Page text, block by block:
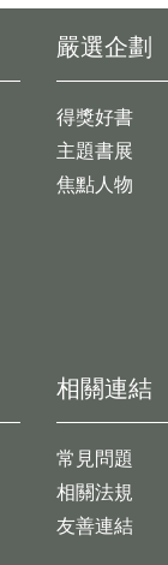
嚴選企劃
得獎好書
主題書展
焦點人物
相關連結
常見問題
相關法規
友善連結